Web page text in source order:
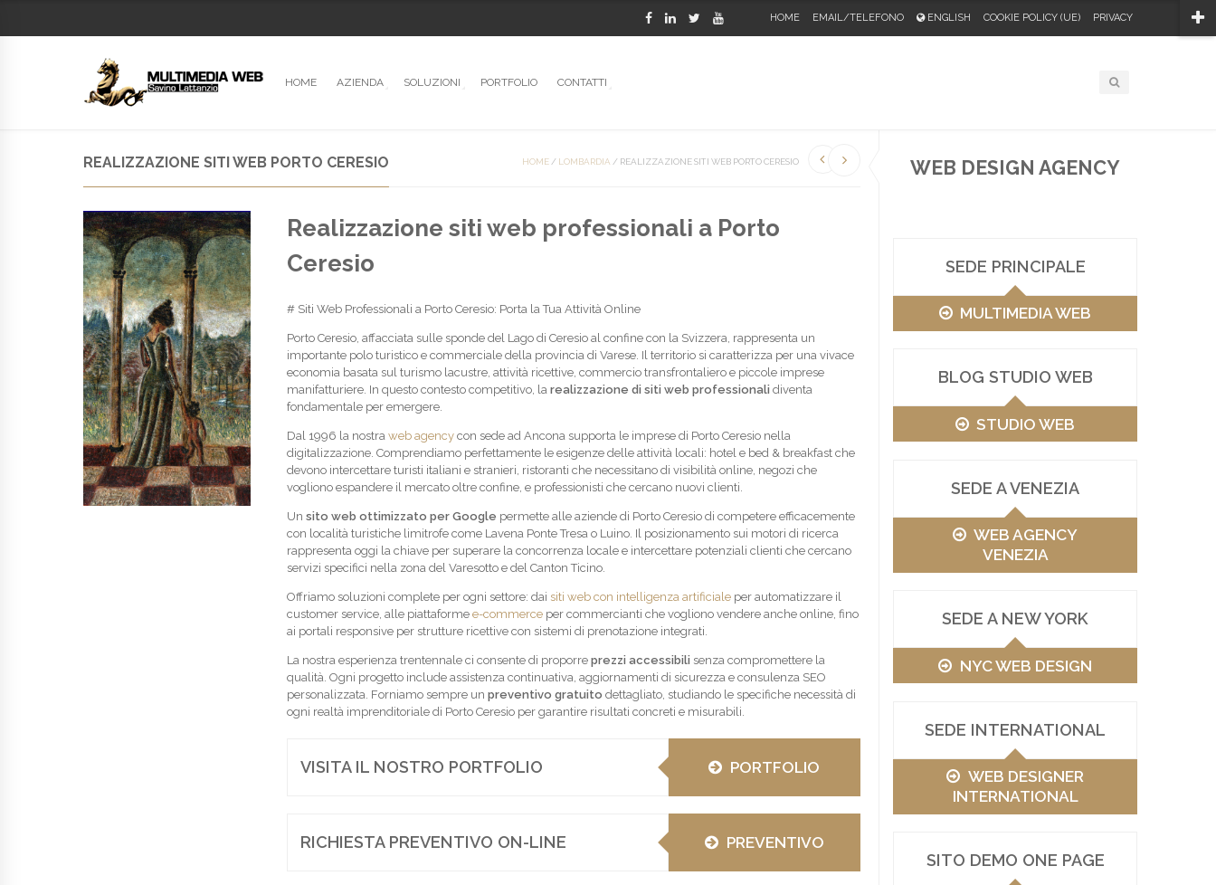
HOME EMAIL/TELEFONO ENGLISH COOKIE POLICY (UE) PRIVACY
HOME AZIENDA SOLUZIONI PORTFOLIO CONTATTI
WEB DESIGN AGENCY
SEDE PRINCIPALE
MULTIMEDIA WEB
BLOG STUDIO WEB
STUDIO WEB
SEDE A VENEZIA
WEB AGENCY
VENEZIA
SEDE A NEW YORK
NYC WEB DESIGN
SEDE INTERNATIONAL
WEB DESIGNER
INTERNATIONAL
SITO DEMO ONE PAGE
HOME / LOMBARDIA / REALIZZAZIONE SITI WEB PORTO CERESIO
REALIZZAZIONE SITI WEB PORTO CERESIO
Realizzazione siti web professionali a Porto
Ceresio
# Siti Web Professionali a Porto Ceresio: Porta la Tua Attività Online
Porto Ceresio, affacciata sulle sponde del Lago di Ceresio al confine con la Svizzera, rappresenta un
importante polo turistico e commerciale della provincia di Varese. Il territorio si caratterizza per una vivace
economia basata sul turismo lacustre, attività ricettive, commercio transfrontaliero e piccole imprese
manifatturiere. In questo contesto competitivo, la realizzazione di siti web professionali diventa
fondamentale per emergere.
Dal 1996 la nostra web agencycon sede ad Ancona supporta le imprese di Porto Ceresio nella
digitalizzazione. Comprendiamo perfettamente le esigenze delle attività locali: hotel e bed & breakfast che
devono intercettare turisti italiani e stranieri, ristoranti che necessitano di visibilità online, negozi che
vogliono espandere il mercato oltre confine, e professionisti che cercano nuovi clienti.
Un sito web ottimizzato per Google permette alle aziende di Porto Ceresio di competere efficacemente
con località turistiche limitrofe come Lavena Ponte Tresa o Luino. Il posizionamento sui motori di ricerca
rappresenta oggi la chiave per superare la concorrenza locale e intercettare potenziali clienti che cercano
servizi specifici nella zona del Varesotto e del Canton Ticino.
Offriamo soluzioni complete per ogni settore: dai siti web con intelligenza artificialeper automatizzare il
customer service, alle piattaforme e-commerceper commercianti che vogliono vendere anche online, fino
ai portali responsive per strutture ricettive con sistemi di prenotazione integrati.
La nostra esperienza trentennale ci consente di proporre prezzi accessibili senza compromettere la
qualità. Ogni progetto include assistenza continuativa, aggiornamenti di sicurezza e consulenza SEO
personalizzata. Forniamo sempre un preventivo gratuito dettagliato, studiando le specifiche necessità di
ogni realtà imprenditoriale di Porto Ceresio per garantire risultati concreti e misurabili.
VISITA IL NOSTRO PORTFOLIO PORTFOLIO
RICHIESTA PREVENTIVO ON-LINE PREVENTIVO